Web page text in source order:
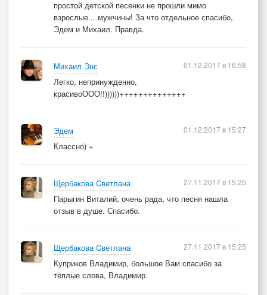
простой детской песенки не прошли мимо
взрослые... мужчины! За что отдельное спасибо,
Эдем и Михаил. Правда.
Михаил Энс
Легко, непринужденно,
красивоООО!!))))))++++++++++++++
01.12.2017 в 16:58
Эдем
Классно) +
01.12.2017 в 15:27
Щербакова Cветлана
Парыгин Виталий, очень рада, что песня нашла
отзыв в душе. Спасибо.
27.11.2017 в 15:25
Щербакова Cветлана
Куприков Владимир, большое Вам спасибо за
тёплые слова, Владимир.
27.11.2017 в 15:25